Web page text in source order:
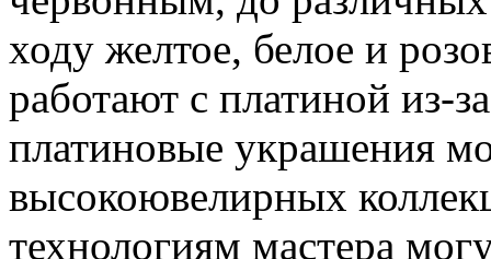
ходу желтое, белое и
работают с платиной из-
платиновые украшения
высокоювелирных
технологиям мастера